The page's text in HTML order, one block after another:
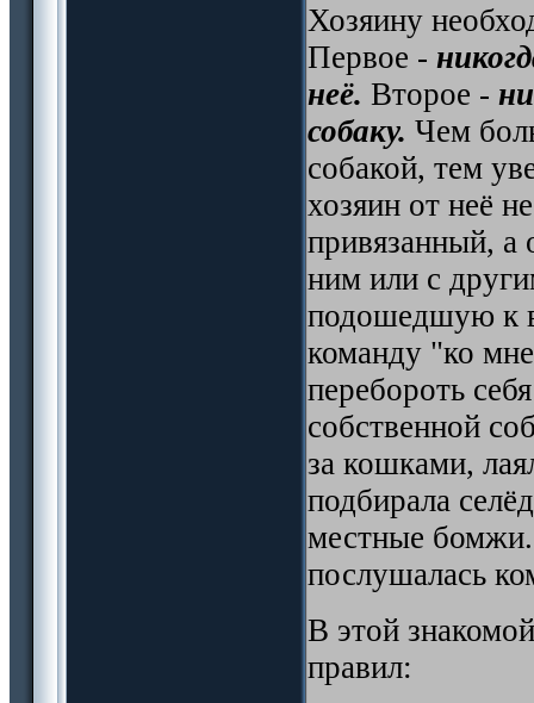
Хозяину
Первое -
неё. Второе -
собаку. Чем
собакой, тем
хозяин от неё
привязанный, а
ним или с
подошедшую к
команду "ко
перебороть
собственной
за кошками,
подбирала
местные
послушалась
В этой
правил: